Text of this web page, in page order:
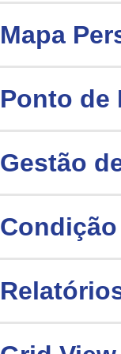
Mapa
Ponto de
Gestão